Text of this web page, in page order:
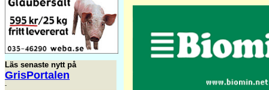
Läs senaste nytt på
GrisPortalen
-